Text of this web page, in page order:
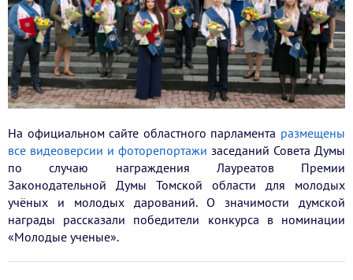
На официальном сайте областного парламента размещены
все видеоверсии и фоторепортажи заседаний Совета Думы
по случаю награждения Лауреатов Премии
Законодательной Думы Томской области для молодых
учёных и молодых дарований. О значимости думской
награды рассказали победители конкурса в номинации
«Молодые ученые».